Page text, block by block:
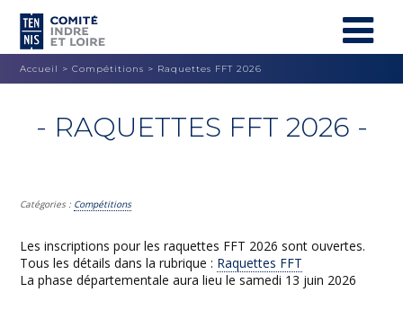
Accueil >Compétitions > Raquettes FFT 2026
- RAQUETTES FFT 2026 -
Catégories : Compétitions
Les inscriptions pour les raquettes FFT 2026 sont ouvertes.
Tous les détails dans la rubrique : Raquettes FFT
La phase départementale aura lieu le samedi 13 juin 2026